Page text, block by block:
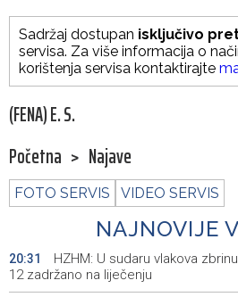
Sadržaj dostupan isključivo
servisa. Za više informacija o
korištenja servisa kontaktirajte
(FENA) E. S.
Početna > Najave
FOTO SERVIS VIDEO SERVIS
NAJNOVIJE
20:31
HZHM: U sudaru vlakova
12 zadržano na liječenju